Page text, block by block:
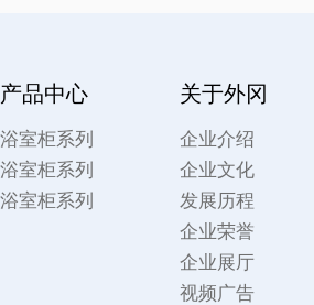
产品中心
浴室柜系列
浴室柜系列
浴室柜系列
关于外冈
企业介绍
企业文化
发展历程
企业荣誉
企业展厅
视频广告